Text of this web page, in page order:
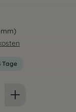
Tage
den